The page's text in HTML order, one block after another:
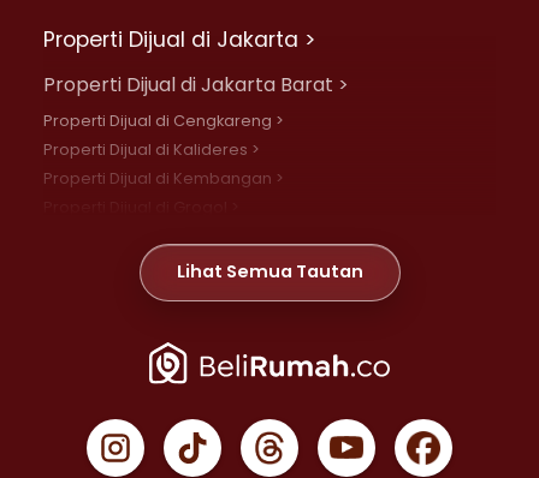
Properti Dijual di Jakarta >
Properti Dijual di Jakarta Barat >
Properti Dijual di Cengkareng >
Properti Dijual di Kalideres >
Properti Dijual di Kembangan >
Properti Dijual di Meruya >
Properti Dijual di Jelambar >
Properti Dijual di Jakarta Pusat >
Properti Dijual di Gambir >
Properti Dijual di Johar Baru >
Lihat Semua Tautan